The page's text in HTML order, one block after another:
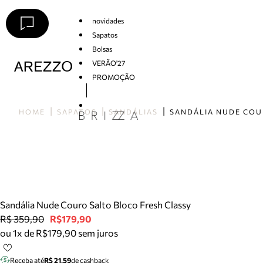
novidades
Sapatos
Bolsas
VERÃO'27
PROMOÇÃO
HOME SAPATOS SANDÁLIAS
Sandália Nude Couro Salto Bloco Fresh Classy
R$ 359,90 R$179,90
ou 1x de R$179,90 sem juros
Receba atéR$ 21,59de cashback